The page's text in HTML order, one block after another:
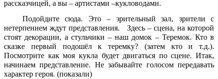
рассказчицей, а вы – артистами –кукловодами.
Подойдите сюда. Это – зрительный зал, зрители с
нетерпением ждут представления. Здесь – сцена, на которой
стоят декорации, а стульчики – наш домок – Теремок. Кто в
сказке первый подошёл к теремку? (затем кто и т.д.).
Посмотрите как моя кукла будет двигаться по сцене. Итак,
начинаем представление. Не забывайте голосом передавать
характер героя. (показали)